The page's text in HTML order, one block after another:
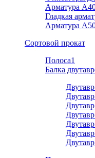
Арматура
Гладкая
Арматура
Cортовой прокат
Полоса1
Балка